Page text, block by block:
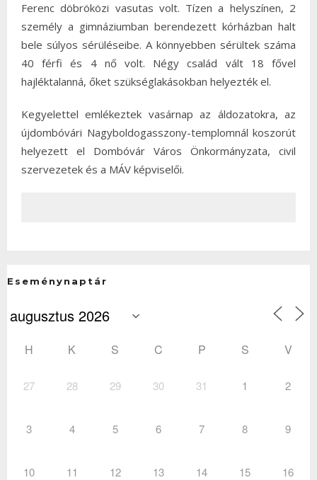
Ferenc döbröközi vasutas volt. Tízen a helyszínen, 2
személy a gimnáziumban berendezett kórházban halt
bele súlyos sérüléseibe. A könnyebben sérültek száma
40 férfi és 4 nő volt. Négy család vált 18 fővel
hajléktalanná, őket szükséglakásokban helyezték el.
Kegyelettel emlékeztek vasárnap az áldozatokra, az
újdombóvári Nagyboldogasszony-templomnál koszorút
helyezett el Dombóvár Város Önkormányzata, civil
szervezetek és a MÁV képviselői.
Eseménynaptár
H K S C P S V
27 28 29 30 31 1 2
3 4 5 6 7 8 9
10 11 12 13 14 15 16